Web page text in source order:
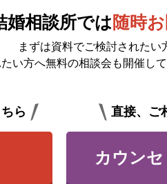
婚相談所では 随時
まずは資料でご検討されたい
い方へ無料の相談会も開催し
ら 直接、ご
カウンセ